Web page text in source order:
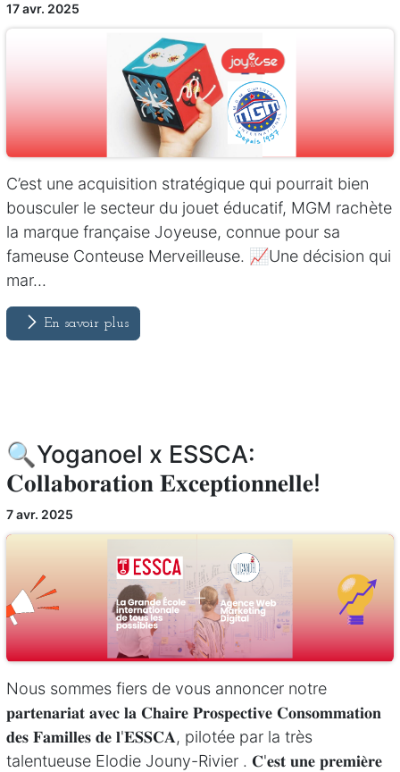
17 avr. 2025
C’est une acquisition stratégique qui pourrait bien
bousculer le secteur du jouet éducatif, MGM rachète
la marque française Joyeuse, connue pour sa
fameuse Conteuse Merveilleuse. 📈Une décision qui
mar...
En savoir plus
🔍Yoganoel x ESSCA:
𝐂𝐨𝐥𝐥𝐚𝐛𝐨𝐫𝐚𝐭𝐢𝐨𝐧 𝐄𝐱𝐜𝐞𝐩𝐭𝐢𝐨𝐧𝐧𝐞𝐥𝐥𝐞!
7 avr. 2025
Nous sommes fiers de vous annoncer notre
𝐩𝐚𝐫𝐭𝐞𝐧𝐚𝐫𝐢𝐚𝐭 𝐚𝐯𝐞𝐜 𝐥𝐚 𝐂𝐡𝐚𝐢𝐫𝐞 𝐏𝐫𝐨𝐬𝐩𝐞𝐜𝐭𝐢𝐯𝐞 𝐂𝐨𝐧𝐬𝐨𝐦𝐦𝐚𝐭𝐢𝐨𝐧
𝐝𝐞𝐬 𝐅𝐚𝐦𝐢𝐥𝐥𝐞𝐬 𝐝𝐞 𝐥'𝐄𝐒𝐒𝐂𝐀, pilotée par la très
talentueuse Elodie Jouny-Rivier . 𝐂'𝐞𝐬𝐭 𝐮𝐧𝐞 𝐩𝐫𝐞𝐦𝐢𝐞̀𝐫𝐞